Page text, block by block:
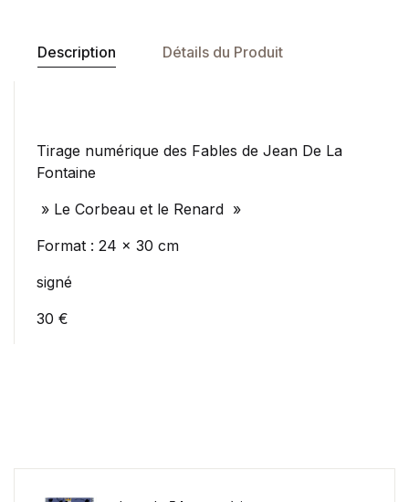
Description Détails du Produit
Tirage numérique des Fables de Jean De La
Fontaine
» Le Corbeau et le Renard »
Format : 24 x 30 cm
signé
30 €